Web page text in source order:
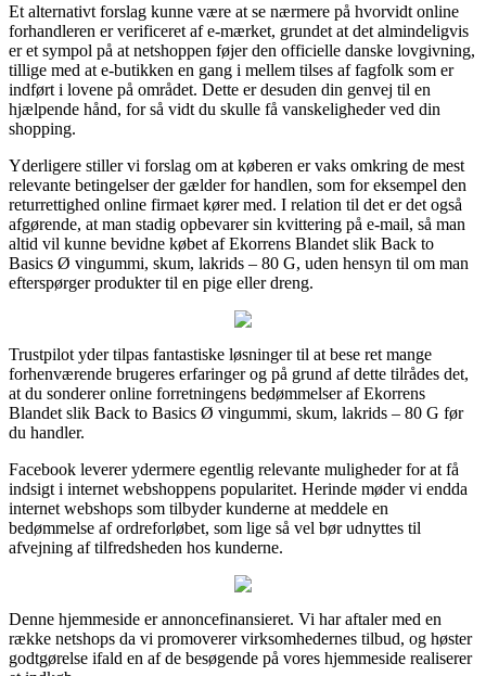
Et alternativt forslag kunne være at se nærmere på hvorvidt online
forhandleren er verificeret af e-mærket, grundet at det almindeligvis
er et sympol på at netshoppen føjer den officielle danske lovgivning,
tillige med at e-butikken en gang i mellem tilses af fagfolk som er
indført i lovene på området. Dette er desuden din genvej til en
hjælpende hånd, for så vidt du skulle få vanskeligheder ved din
shopping.
Yderligere stiller vi forslag om at køberen er vaks omkring de mest
relevante betingelser der gælder for handlen, som for eksempel den
returrettighed online firmaet kører med. I relation til det er det også
afgørende, at man stadig opbevarer sin kvittering på e-mail, så man
altid vil kunne bevidne købet af Ekorrens Blandet slik Back to
Basics Ø vingummi, skum, lakrids – 80 G, uden hensyn til om man
efterspørger produkter til en pige eller dreng.
Trustpilot yder tilpas fantastiske løsninger til at bese ret mange
forhenværende brugeres erfaringer og på grund af dette tilrådes det,
at du sonderer online forretningens bedømmelser af Ekorrens
Blandet slik Back to Basics Ø vingummi, skum, lakrids – 80 G før
du handler.
Facebook leverer ydermere egentlig relevante muligheder for at få
indsigt i internet webshoppens popularitet. Herinde møder vi endda
internet webshops som tilbyder kunderne at meddele en
bedømmelse af ordreforløbet, som lige så vel bør udnyttes til
afvejning af tilfredsheden hos kunderne.
Denne hjemmeside er annoncefinansieret. Vi har aftaler med en
række netshops da vi promoverer virksomhedernes tilbud, og høster
godtgørelse ifald en af de besøgende på vores hjemmeside realiserer